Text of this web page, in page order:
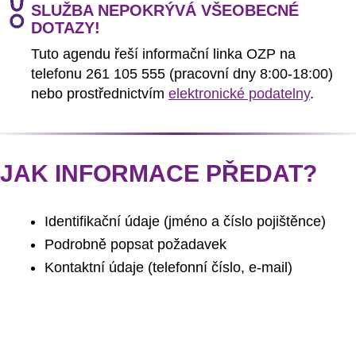
SLUŽBA NEPOKRÝVÁ VŠEOBECNÉ
DOTAZY!
Tuto agendu řeší informační linka OZP na
telefonu 261 105 555 (pracovní dny 8:00-18:00)
nebo prostřednictvím elektronické podatelny.
JAK INFORMACE PŘEDAT?
Identifikační údaje (jméno a číslo pojištěnce)
Podrobně popsat požadavek
Kontaktní údaje (telefonní číslo, e-mail)